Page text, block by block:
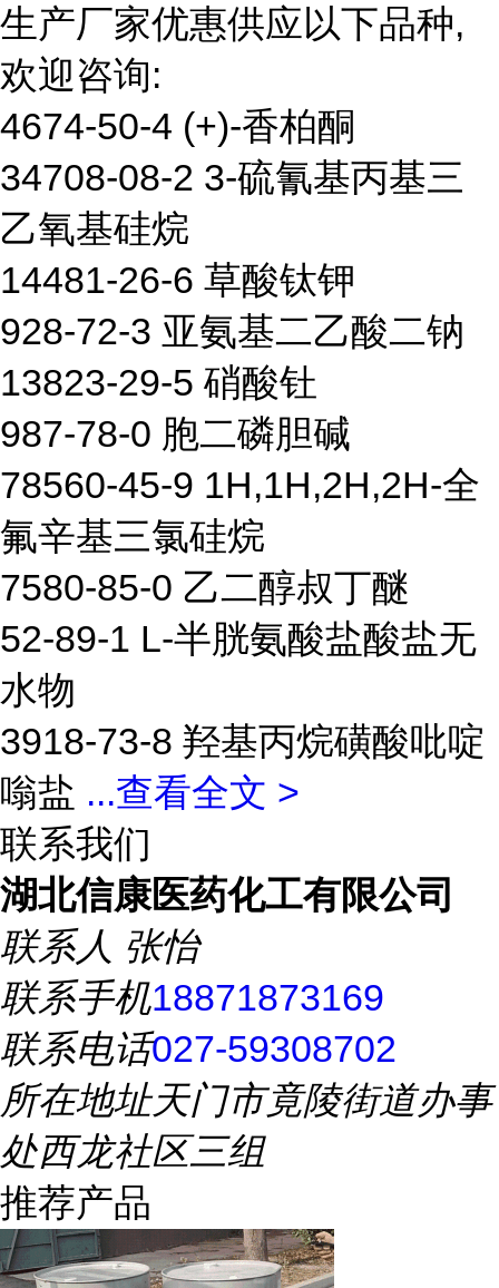
生产厂家优惠供应以下品种,
欢迎咨询:
4674-50-4 (+)-香柏酮
34708-08-2 3-硫氰基丙基三
乙氧基硅烷
14481-26-6 草酸钛钾
928-72-3 亚氨基二乙酸二钠
13823-29-5 硝酸钍
987-78-0 胞二磷胆碱
78560-45-9 1H,1H,2H,2H-全
氟辛基三氯硅烷
7580-85-0 乙二醇叔丁醚
52-89-1 L-半胱氨酸盐酸盐无
水物
3918-73-8 羟基丙烷磺酸吡啶
嗡盐 ...查看全文 >
联系我们
湖北信康医药化工有限公司
联系人 张怡
联系手机18871873169
联系电话027-59308702
所在地址天门市竟陵街道办事
处西龙社区三组
推荐产品